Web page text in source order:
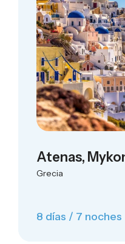
Atenas,
Grecia
8 días / 7 noches